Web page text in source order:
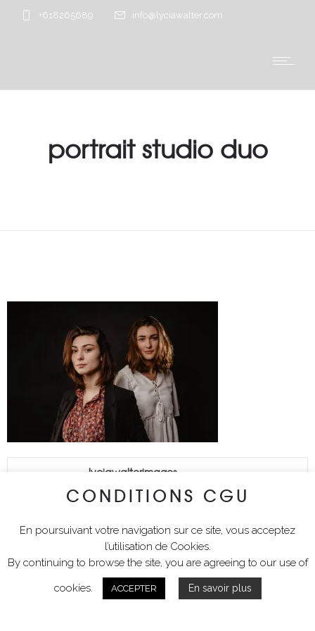
+618265689 info@lyciawalter.com
portrait studio duo
lyciawalterimages
CONDITIONS CGU
En poursuivant votre navigation sur ce site, vous acceptez
l’utilisation de Cookies.
By continuing to browse the site, you are agreeing to our use of
cookies.
ACCEPTER En savoir plus